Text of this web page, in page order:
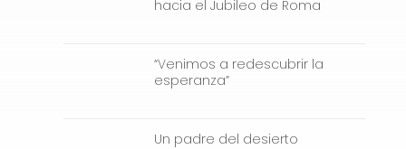
hacia el Jubileo de Roma
“Venimos a redescubrir la
esperanza”
Un padre del desierto